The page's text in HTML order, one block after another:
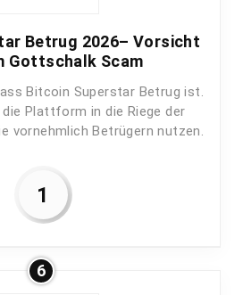
Betrug 2026– Vorsicht
Gottschalk Scam
Bitcoin Superstar Betrug ist.
Plattform in die Riege der
vornehmlich Betrügern nutzen.
1
6